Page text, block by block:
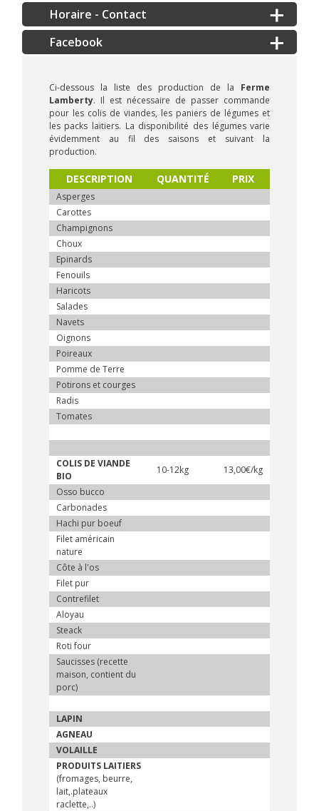
Horaire - Contact
Ci-dessous la liste des production de la Ferme
Lamberty. Il est nécessaire de passer commande
pour les colis de viandes, les paniers de légumes et
les packs laitiers. La disponibilité des légumes varie
évidemment au fil des saisons et suivant la
production.
DESCRIPTION QUANTITÉ PRIX
Asperges
Carottes
Champignons
Choux
Epinards
Fenouils
Haricots
Salades
Navets
Oignons
Poireaux
Pomme de Terre
Potirons et courges
Radis
Tomates
COLIS DE VIANDE
BIO
10-12kg
13,00€/kg
Osso bucco
Carbonades
Hachi pur boeuf
Filet américain
nature
Côte à l'os
Filet pur
Contrefilet
Aloyau
Steack
Roti four
Saucisses (recette
maison, contient du
porc)
LAPIN
AGNEAU
VOLAILLE
PRODUITS LAITIERS
(fromages, beurre,
lait,.plateaux
raclette,..)